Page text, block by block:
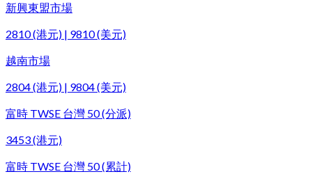
新興東盟市場
2810 (港元) | 9810 (美元)
越南市場
2804 (港元) | 9804 (美元)
富時 TWSE 台灣 50 (分派)
3453 (港元)
富時 TWSE 台灣 50 (累計)